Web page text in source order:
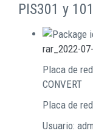
PIS301 y 101
rar_2022-
Placa de
CONVERT
Placa de
Usuario: